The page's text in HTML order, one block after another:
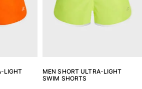
LIGHT
MEN SHORT ULTRA-LIGHT
SWIM SHORTS